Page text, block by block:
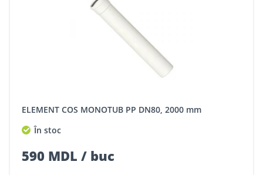
ELEMENT COS MONOTUB PP DN80, 2000 mm
În stoc
590 MDL / buc